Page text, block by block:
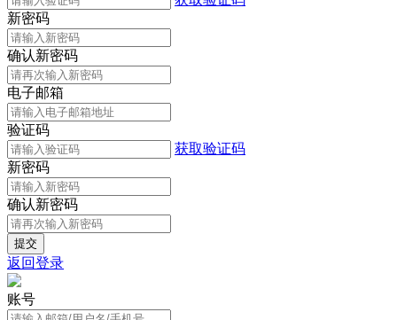
新密码
确认新密码
电子邮箱
验证码
获取验证码
新密码
确认新密码
返回登录
账号